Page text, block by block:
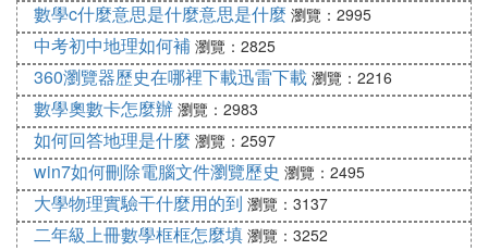
數學c什麼意思是什麼意思是什麼 瀏覽：2995
中考初中地理如何補 瀏覽：2825
360瀏覽器歷史在哪裡下載迅雷下載 瀏覽：2216
數學奧數卡怎麼辦 瀏覽：2983
如何回答地理是什麼 瀏覽：2597
win7如何刪除電腦文件瀏覽歷史 瀏覽：2495
大學物理實驗干什麼用的到 瀏覽：3137
二年級上冊數學框框怎麼填 瀏覽：3252